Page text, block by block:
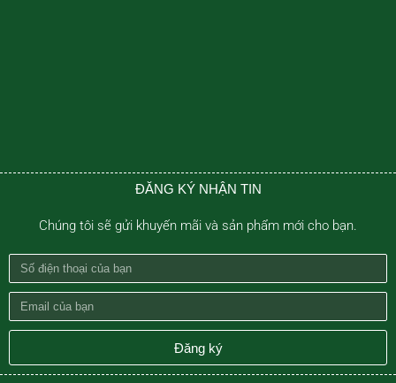
ĐĂNG KÝ NHẬN TIN
Chúng tôi sẽ gửi khuyến mãi và sản phẩm mới cho bạn.
Số
điện
thoại
của
Email
của
Đăng ký